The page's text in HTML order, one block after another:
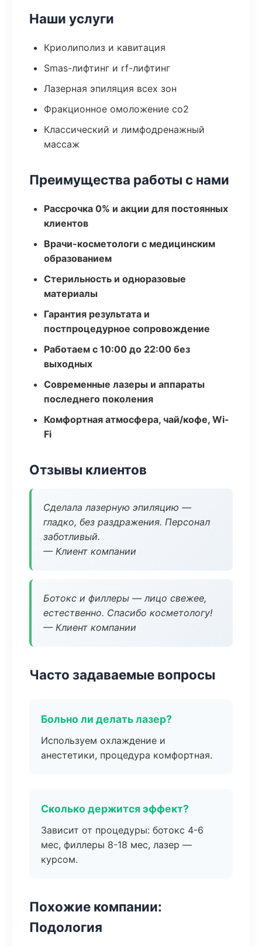
Наши услуги
Криолиполиз и кавитация
Smas-лифтинг и rf-лифтинг
Лазерная эпиляция всех зон
Фракционное омоложение co2
Классический и лимфодренажный
массаж
Преимущества работы с нами
Рассрочка 0% и акции для постоянных
клиентов
Врачи-косметологи с медицинским
образованием
Стерильность и одноразовые
материалы
Гарантия результата и
постпроцедурное сопровождение
Работаем с 10:00 до 22:00 без
выходных
Современные лазеры и аппараты
последнего поколения
Комфортная атмосфера, чай/кофе, Wi-
Fi
Отзывы клиентов
Сделала лазерную эпиляцию —
гладко, без раздражения. Персонал
заботливый.
— Клиент компании
Ботокс и филлеры — лицо свежее,
естественно. Спасибо косметологу!
— Клиент компании
Часто задаваемые вопросы
Больно ли делать лазер?
Используем охлаждение и
анестетики, процедура комфортная.
Сколько держится эффект?
Зависит от процедуры: ботокс 4-6
мес, филлеры 8-18 мес, лазер —
курсом.
Похожие компании:
Подология